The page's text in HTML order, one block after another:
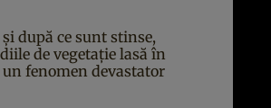
după ce sunt stinse,
de vegetație lasă în
fenomen devastator